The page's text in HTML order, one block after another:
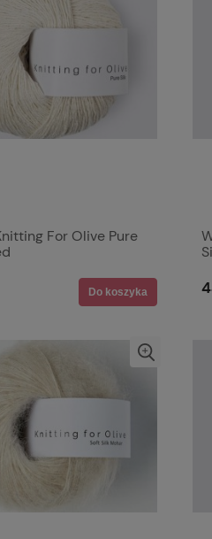
For Olive Pure
Do koszyka